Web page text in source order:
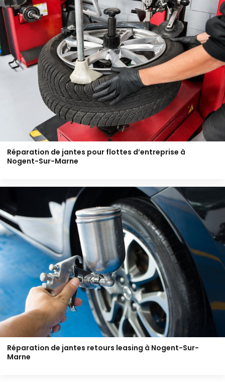
Réparation de jantes pour flottes d’entreprise à
Nogent-Sur-Marne
Réparation de jantes retours leasing à Nogent-Sur-
Marne